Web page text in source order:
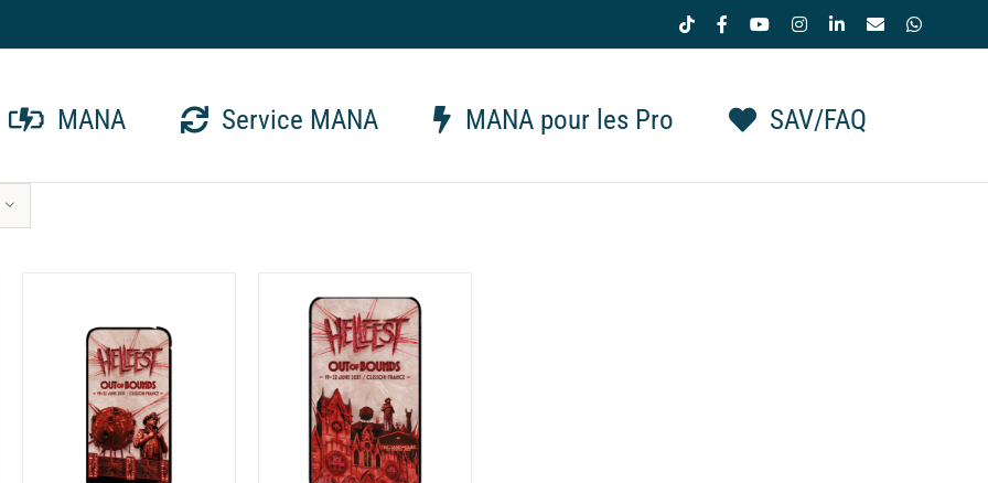
Tiktok FacebookYouTubeInstagramLinkedIn
Email
MANA Service MANA MANA pour les Pro SAV/FAQ
AJOUTER AU PANIER
/
DÉTAILS